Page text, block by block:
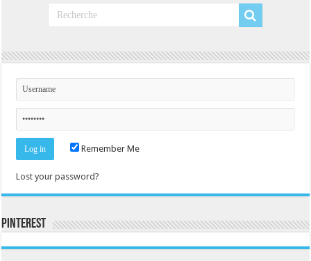
Remember Me
Lost your password?
Pinterest